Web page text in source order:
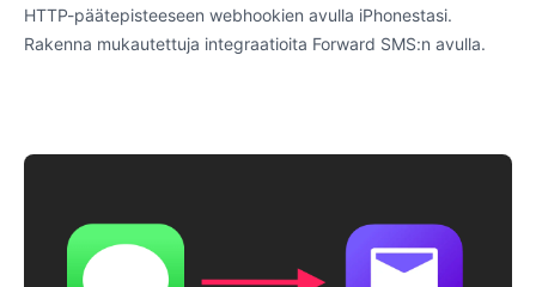
HTTP-päätepisteeseen webhookien avulla iPhonestasi.
Rakenna mukautettuja integraatioita Forward SMS:n avulla.